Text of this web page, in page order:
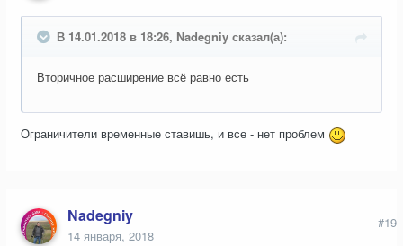
В 14.01.2018 в 18:26, Nadegniy сказал(а):
Вторичное расширение всё равно есть
Ограничители временные ставишь, и все - нет проблем
Nadegniy
14 января, 2018
#19